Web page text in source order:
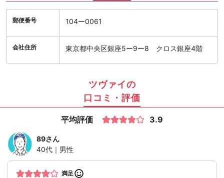
郵便番号 104ー0061
会社住所 東京都中央区銀座5ー9ー8 クロス銀座4階
ツヴァイの
口コミ・評価
平均評価 3.9
89さん
40代｜男性
満足